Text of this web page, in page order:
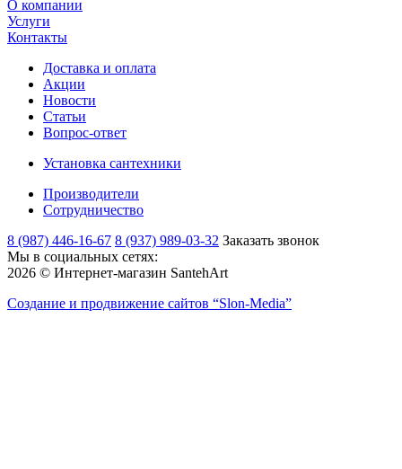
О компании
Услуги
Контакты
Доставка и оплата
Акции
Новости
Статьи
Вопрос-ответ
Установка сантехники
Производители
Сотрудничество
8 (987) 446-16-67 8 (937) 989-03-32 Заказать звонок
Мы в социальных сетях:
2026 © Интернет-магазин SantehArt
Создание и продвижение сайтов “Slon-Media”